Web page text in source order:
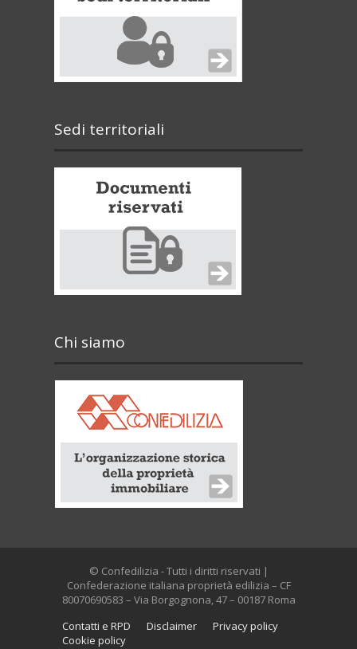
Sedi territoriali
Chi siamo
© Confedilizia - Tutti i diritti riservati |
Confederazione italiana proprietà edilizia – CF
80070690583 – Via Borgognona, 47 – 00187 Roma
Contatti e RPD
Disclaimer
Privacy policy
Cookie policy